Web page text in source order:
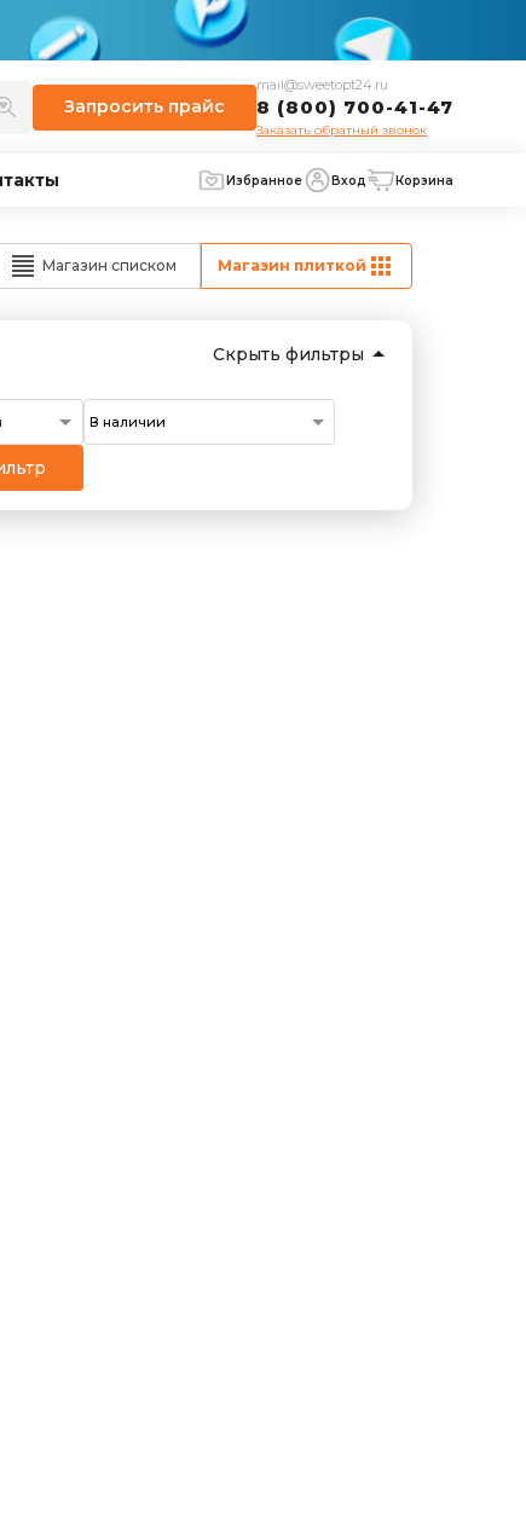
Запросить прайс
mail@sweetopt24.ru
8 (800) 700-41-47
Заказать обратный звонок
Избранное Вход Корзина
Магазин списком Магазин плиткой
Скрыть фильтры